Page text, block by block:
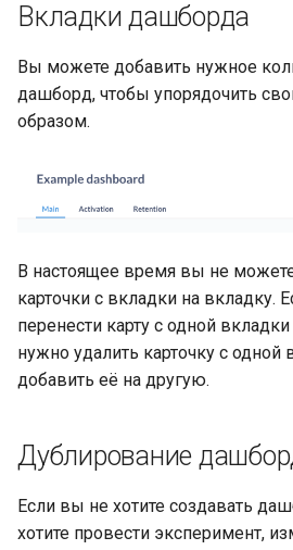
Вкладки дашборда
Вы можете добавить нужное
дашборд, чтобы упорядочить
образом.
В настоящее время вы не
карточки с вкладки на вкладку.
перенести карту с одной
нужно удалить карточку с одной
добавить её на другую.
Дублирование
Если вы не хотите создавать
хотите провести эксперимент,